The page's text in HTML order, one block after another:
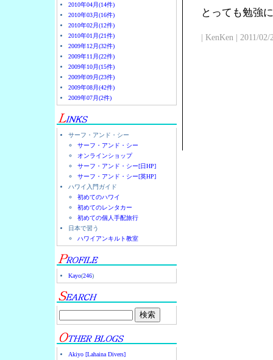
2010年04月(14件)
2010年03月(16件)
2010年02月(12件)
2010年01月(21件)
2009年12月(32件)
2009年11月(22件)
2009年10月(15件)
2009年09月(23件)
2009年08月(42件)
2009年07月(2件)
サーフ・アンド・シー
サーフ・アンド・シー
オンラインショップ
サーフ・アンド・シー[日HP]
サーフ・アンド・シー[英HP]
ハワイ入門ガイド
初めてのハワイ
初めてのレンタカー
初めての個人手配旅行
日本で習う
ハワイアンキルト教室
Kayo(246)
Akiyo [Lahaina Divers]
とっても勉強
| KenKen | 2011/